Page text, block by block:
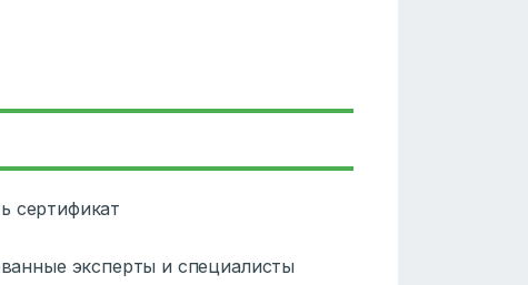
сертификат
эксперты и специалисты